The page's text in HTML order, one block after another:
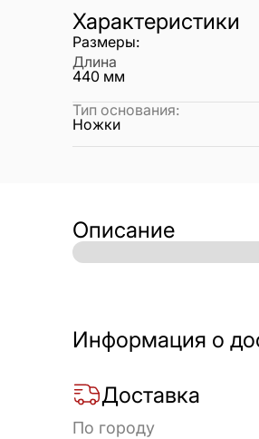
Характеристики
Размеры:
Длина
440 мм
Тип основания:
Ножки
Описание
Информация о
Доставка
По городу